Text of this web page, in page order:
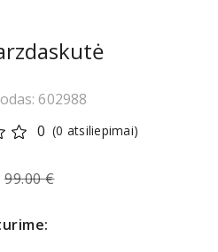
602988
0 (0 atsiliepimai)
99.00 €